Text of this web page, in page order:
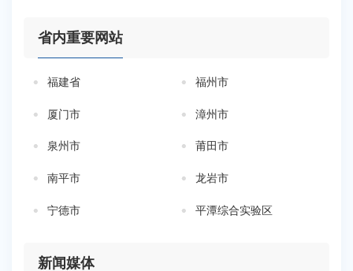
省内重要网站
福建省 福州市
厦门市 漳州市
泉州市 莆田市
南平市 龙岩市
宁德市 平潭综合实验区
新闻媒体